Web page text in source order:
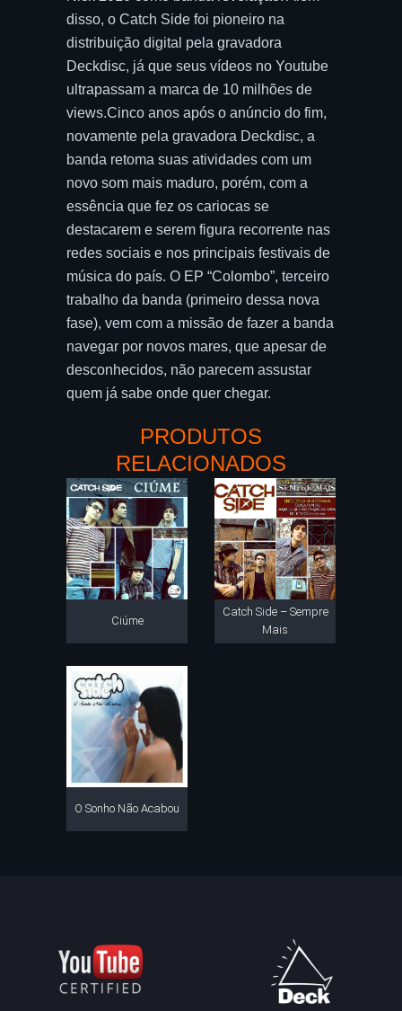
disso, o Catch Side foi pioneiro na
distribuição digital pela gravadora
Deckdisc, já que seus vídeos no Youtube
ultrapassam a marca de 10 milhões de
views.Cinco anos após o anúncio do fim,
novamente pela gravadora Deckdisc, a
banda retoma suas atividades com um
novo som mais maduro, porém, com a
essência que fez os cariocas se
destacarem e serem figura recorrente nas
redes sociais e nos principais festivais de
música do país. O EP “Colombo”, terceiro
trabalho da banda (primeiro dessa nova
fase), vem com a missão de fazer a banda
navegar por novos mares, que apesar de
desconhecidos, não parecem assustar
quem já sabe onde quer chegar.
PRODUTOS
RELACIONADOS
Ciúme
Catch Side – Sempre
Mais
O Sonho Não Acabou